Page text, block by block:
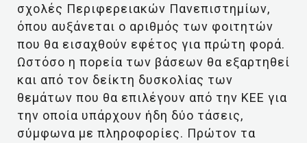
σχολές Περιφερειακών Πανεπιστημίων,
όπου αυξάνεται ο αριθμός των φοιτητών
που θα εισαχθούν εφέτος για πρώτη φορά.
Ωστόσο η πορεία των βάσεων θα εξαρτηθεί
και από τον δείκτη δυσκολίας των
θεμάτων που θα επιλέγουν από την ΚΕΕ για
την οποία υπάρχουν ήδη δύο τάσεις,
σύμφωνα με πληροφορίες. Πρώτον τα